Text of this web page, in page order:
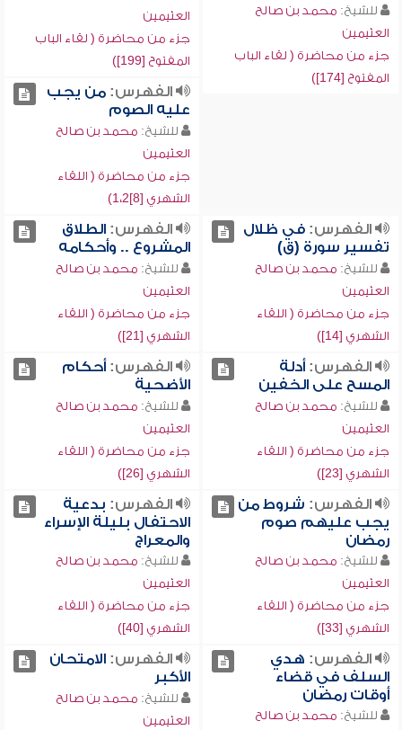
للشيخ: محمد بن صالح
العثيمين
جزء من محاضرة ( لقاء الباب
المفتوح [174])
العثيمين
جزء من محاضرة ( لقاء الباب
المفتوح [199])
الفهرس:من يجب
عليه الصوم
للشيخ: محمد بن صالح
العثيمين
جزء من محاضرة ( اللقاء
الشهري [8]1،2)
الفهرس:في ظلال
تفسير سورة (ق)
للشيخ: محمد بن صالح
العثيمين
جزء من محاضرة ( اللقاء
الشهري [14])
الفهرس:الطلاق
المشروع .. وأحكامه
للشيخ: محمد بن صالح
العثيمين
جزء من محاضرة ( اللقاء
الشهري [21])
الفهرس:أدلة
المسح على الخفين
للشيخ: محمد بن صالح
العثيمين
جزء من محاضرة ( اللقاء
الشهري [23])
الفهرس:أحكام
الأضحية
للشيخ: محمد بن صالح
العثيمين
جزء من محاضرة ( اللقاء
الشهري [26])
الفهرس: شروط من
يجب عليهم صوم
رمضان
للشيخ: محمد بن صالح
العثيمين
جزء من محاضرة ( اللقاء
الشهري [33])
الفهرس: بدعية
الاحتفال بليلة الإسراء
والمعراج
للشيخ: محمد بن صالح
العثيمين
جزء من محاضرة ( اللقاء
الشهري [40])
الفهرس: هدي
السلف في قضاء
أوقات رمضان
للشيخ: محمد بن صالح
الفهرس:الامتحان
الأكبر
للشيخ: محمد بن صالح
العثيمين